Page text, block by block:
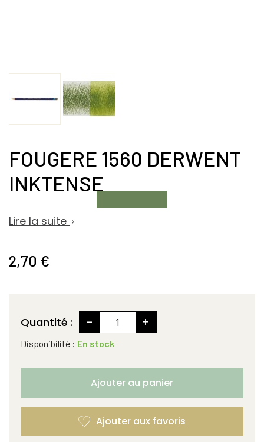
FOUGERE 1560 DERWENT
INKTENSE
Lire la suite 
2,70 €
Quantité : - +
Disponibilité : En stock
Ajouter au panier